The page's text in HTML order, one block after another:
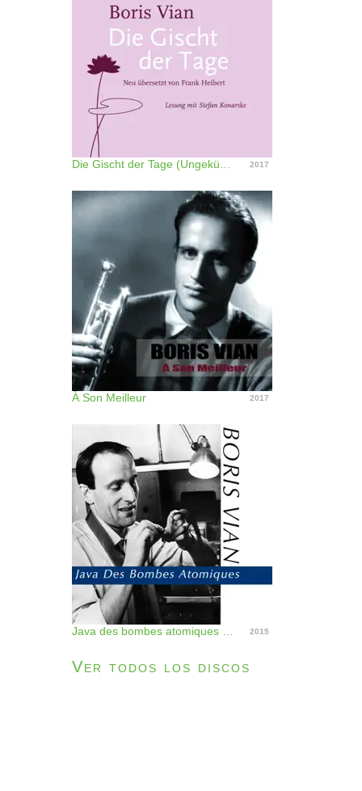
2017
À Son Meilleur 2017
2015
Ver todos los discos